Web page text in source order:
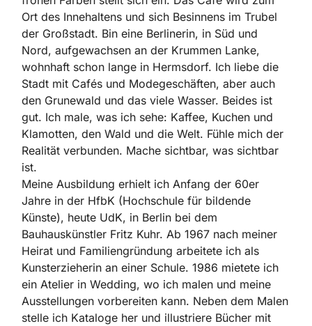
Ort des Innehaltens und sich Besinnens im Trubel
der Großstadt. Bin eine Berlinerin, in Süd und
Nord, aufgewachsen an der Krummen Lanke,
wohnhaft schon lange in Hermsdorf. Ich liebe die
Stadt mit Cafés und Modegeschäften, aber auch
den Grunewald und das viele Wasser. Beides ist
gut. Ich male, was ich sehe: Kaffee, Kuchen und
Klamotten, den Wald und die Welt. Fühle mich der
Realität verbunden. Mache sichtbar, was sichtbar
ist.
Meine Ausbildung erhielt ich Anfang der 60er
Jahre in der HfbK (Hochschule für bildende
Künste), heute UdK, in Berlin bei dem
Bauhauskünstler Fritz Kuhr. Ab 1967 nach meiner
Heirat und Familiengründung arbeitete ich als
Kunsterzieherin an einer Schule. 1986 mietete ich
ein Atelier in Wedding, wo ich malen und meine
Ausstellungen vorbereiten kann. Neben dem Malen
stelle ich Kataloge her und illustriere Bücher mit